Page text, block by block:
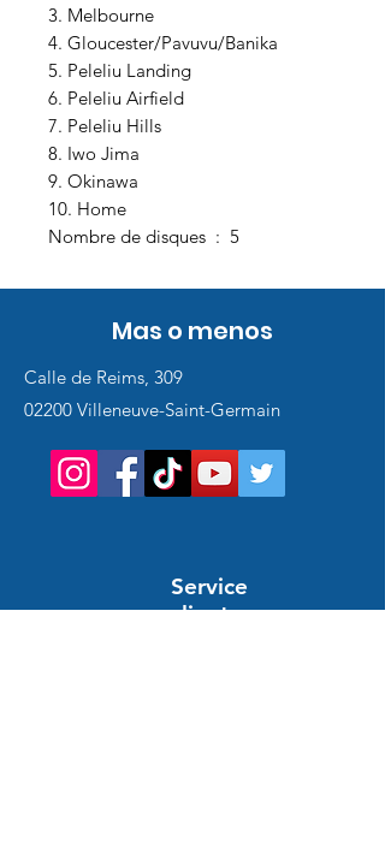
3. Melbourne
4. Gloucester/Pavuvu/Banika
5. Peleliu Landing
6. Peleliu Airfield
7. Peleliu Hills
8. Iwo Jima
9. Okinawa
10. Home
Nombre de disques ‏ : ‎ 5
Mas o menos
Calle de Reims, 309
02200 Villeneuve-Saint-Germain
Service
client